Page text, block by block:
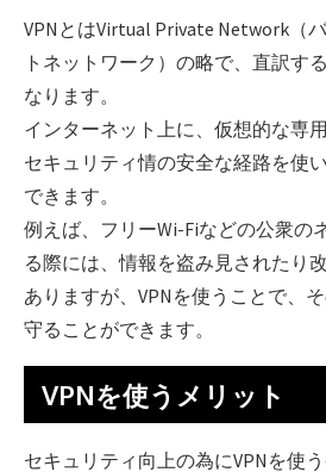
VPNとはVirtual Private Network（
トネットワーク）の略で、直訳す
なります。
インターネット上に、仮想的な専
セキュリティ情の安全な経路を使
できます。
例えば、フリーWi-Fiなどの公衆の
る際には、情報を盗み見されたり
ありますが、VPNを使うことで、
守ることができます。
VPNを使うメリット
セキュリティ向上の為にVPNを使